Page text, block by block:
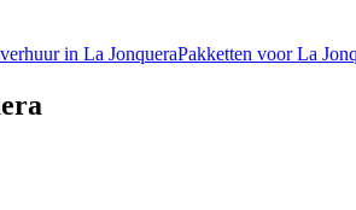
in La JonqueraPakketten voor La